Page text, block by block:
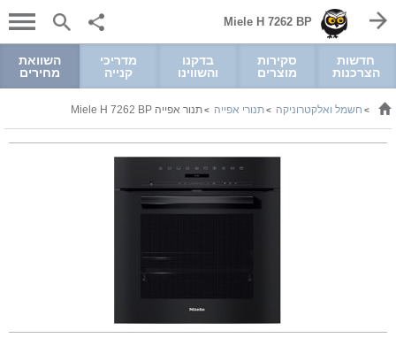
Miele H 7262 BP
חדשות
הצרכנות
סקירות
מוצרים
בדקנו
והשווינו
מדריכי
קנייה
השוואת
מחירים
> חשמל ואלקטרוניקה >תנורי אפייה >תנור אפייה Miele H 7262 BP